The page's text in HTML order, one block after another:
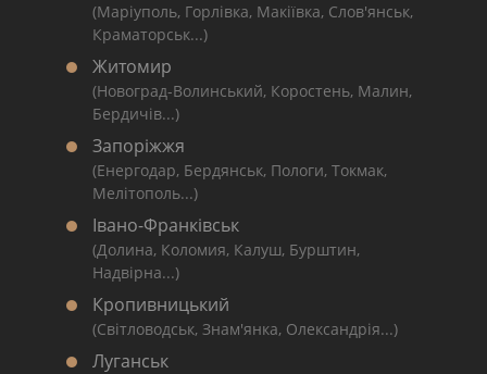
(Маріуполь, Горлівка, Макіївка, Слов'янськ,
Краматорськ...)
Житомир
(Новоград-Волинський, Коростень, Малин,
Бердичів...)
Запоріжжя
(Енергодар, Бердянськ, Пологи, Токмак,
Мелітополь...)
Івано-Франківськ
(Долина, Коломия, Калуш, Бурштин,
Надвірна...)
Кропивницький
(Світловодськ, Знам'янка, Олександрія...)
Луганськ